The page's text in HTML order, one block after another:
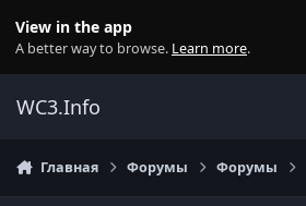
View in the app
A better way to browse. Learn more.
WC3.Info
Главная Форумы Форумы